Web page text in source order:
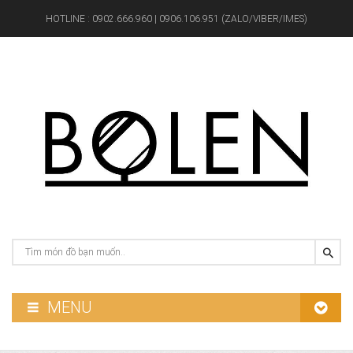
HOTLINE : 0902.666.960 | 0906.106.951 (ZALO/VIBER/IMES)
MENU